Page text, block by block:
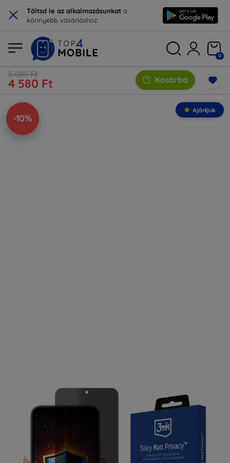
× Töltsd le az alkalmazásunkat a
könnyebb vásárláshoz.
0
5 089 Ft
4 580 Ft Kosárba
-10%
Ajánljuk